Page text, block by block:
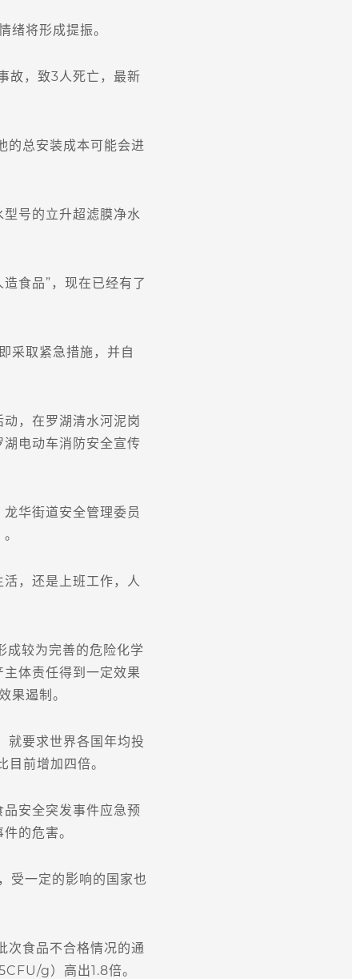
将形成提振。
，致3人死亡，最新
总安装成本可能会进
号的立升超滤膜净水
食品”，现在已经有了
采取紧急措施，并自
，在罗湖清水河泥岗
电动车消防安全宣传
华街道安全管理委员
，还是上班工作，人
较为完善的危险化学
体责任得到一定效果
果遏制。
要求世界各国年均投
前增加四倍。
安全突发事件应急预
的危害。
一定的影响的国家也
食品不合格情况的通
g）高出1.8倍。